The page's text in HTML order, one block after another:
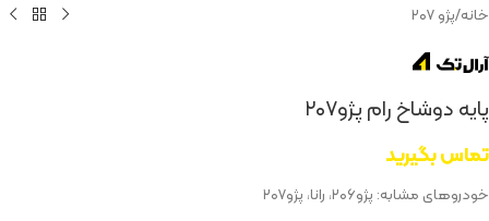
خانه/پژو ۲۰۷
پایه دوشاخ رام پژو۲۰۷
تماس بگیرید
خودروهای مشابه: پژو۲۰۶، رانا، پژو۲۰۷